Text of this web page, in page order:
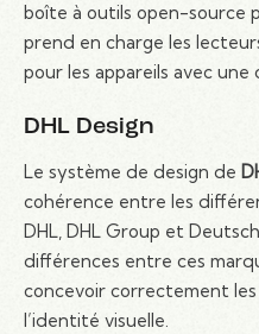
boîte à outils open-source
prend en charge les
pour les appareils avec
DHL Design
Le système de design de
cohérence entre les
DHL, DHL Group et
différences entre ces
concevoir correctement
l’identité visuelle.